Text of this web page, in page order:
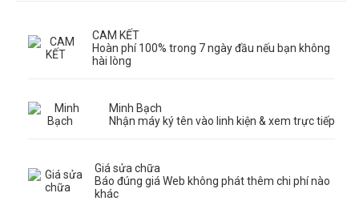
CAM KẾT
Hoàn phí 100% trong 7 ngày đầu nếu bạn không
hài lòng
Minh Bạch
Nhận máy ký tên vào linh kiện & xem trực tiếp
Giá sửa chữa
Báo đúng giá Web không phát thêm chi phí nào
khác